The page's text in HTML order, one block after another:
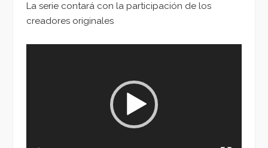
La serie contará con la participación de los
creadores originales